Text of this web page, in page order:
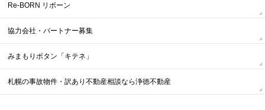
Re-BORN リボーン
協力会社・パートナー募集
みまもりボタン「キテネ」
札幌の事故物件・訳あり不動産相談なら浄徳不動産